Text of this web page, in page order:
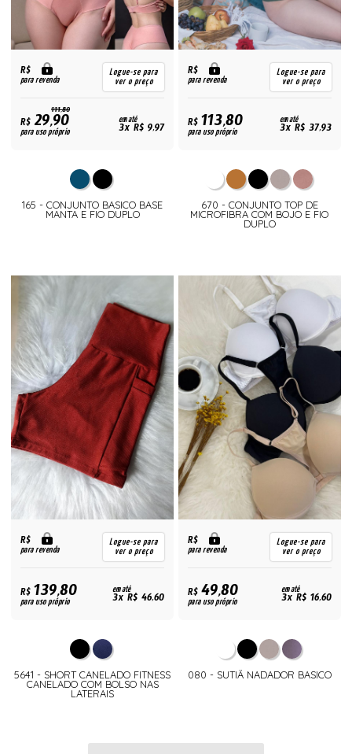
R$
para revenda
Logue-se para
ver o preço
111,80
R$29,90
para uso próprio
em até
3x R$ 9,97
165 - CONJUNTO BASICO BASE
MANTA E FIO DUPLO
R$
para revenda
Logue-se para
ver o preço
R$113,80
para uso próprio
em até
3x R$ 37,93
670 - CONJUNTO TOP DE
MICROFIBRA COM BOJO E FIO
DUPLO
R$
para revenda
Logue-se para
ver o preço
R$139,80
para uso próprio
em até
3x R$ 46,60
5641 - SHORT CANELADO FITNESS
CANELADO COM BOLSO NAS
LATERAIS
R$
para revenda
Logue-se para
ver o preço
R$49,80
para uso próprio
em até
3x R$ 16,60
080 - SUTIÃ NADADOR BASICO